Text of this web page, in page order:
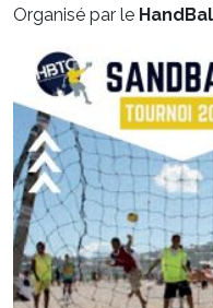
Organisé par le